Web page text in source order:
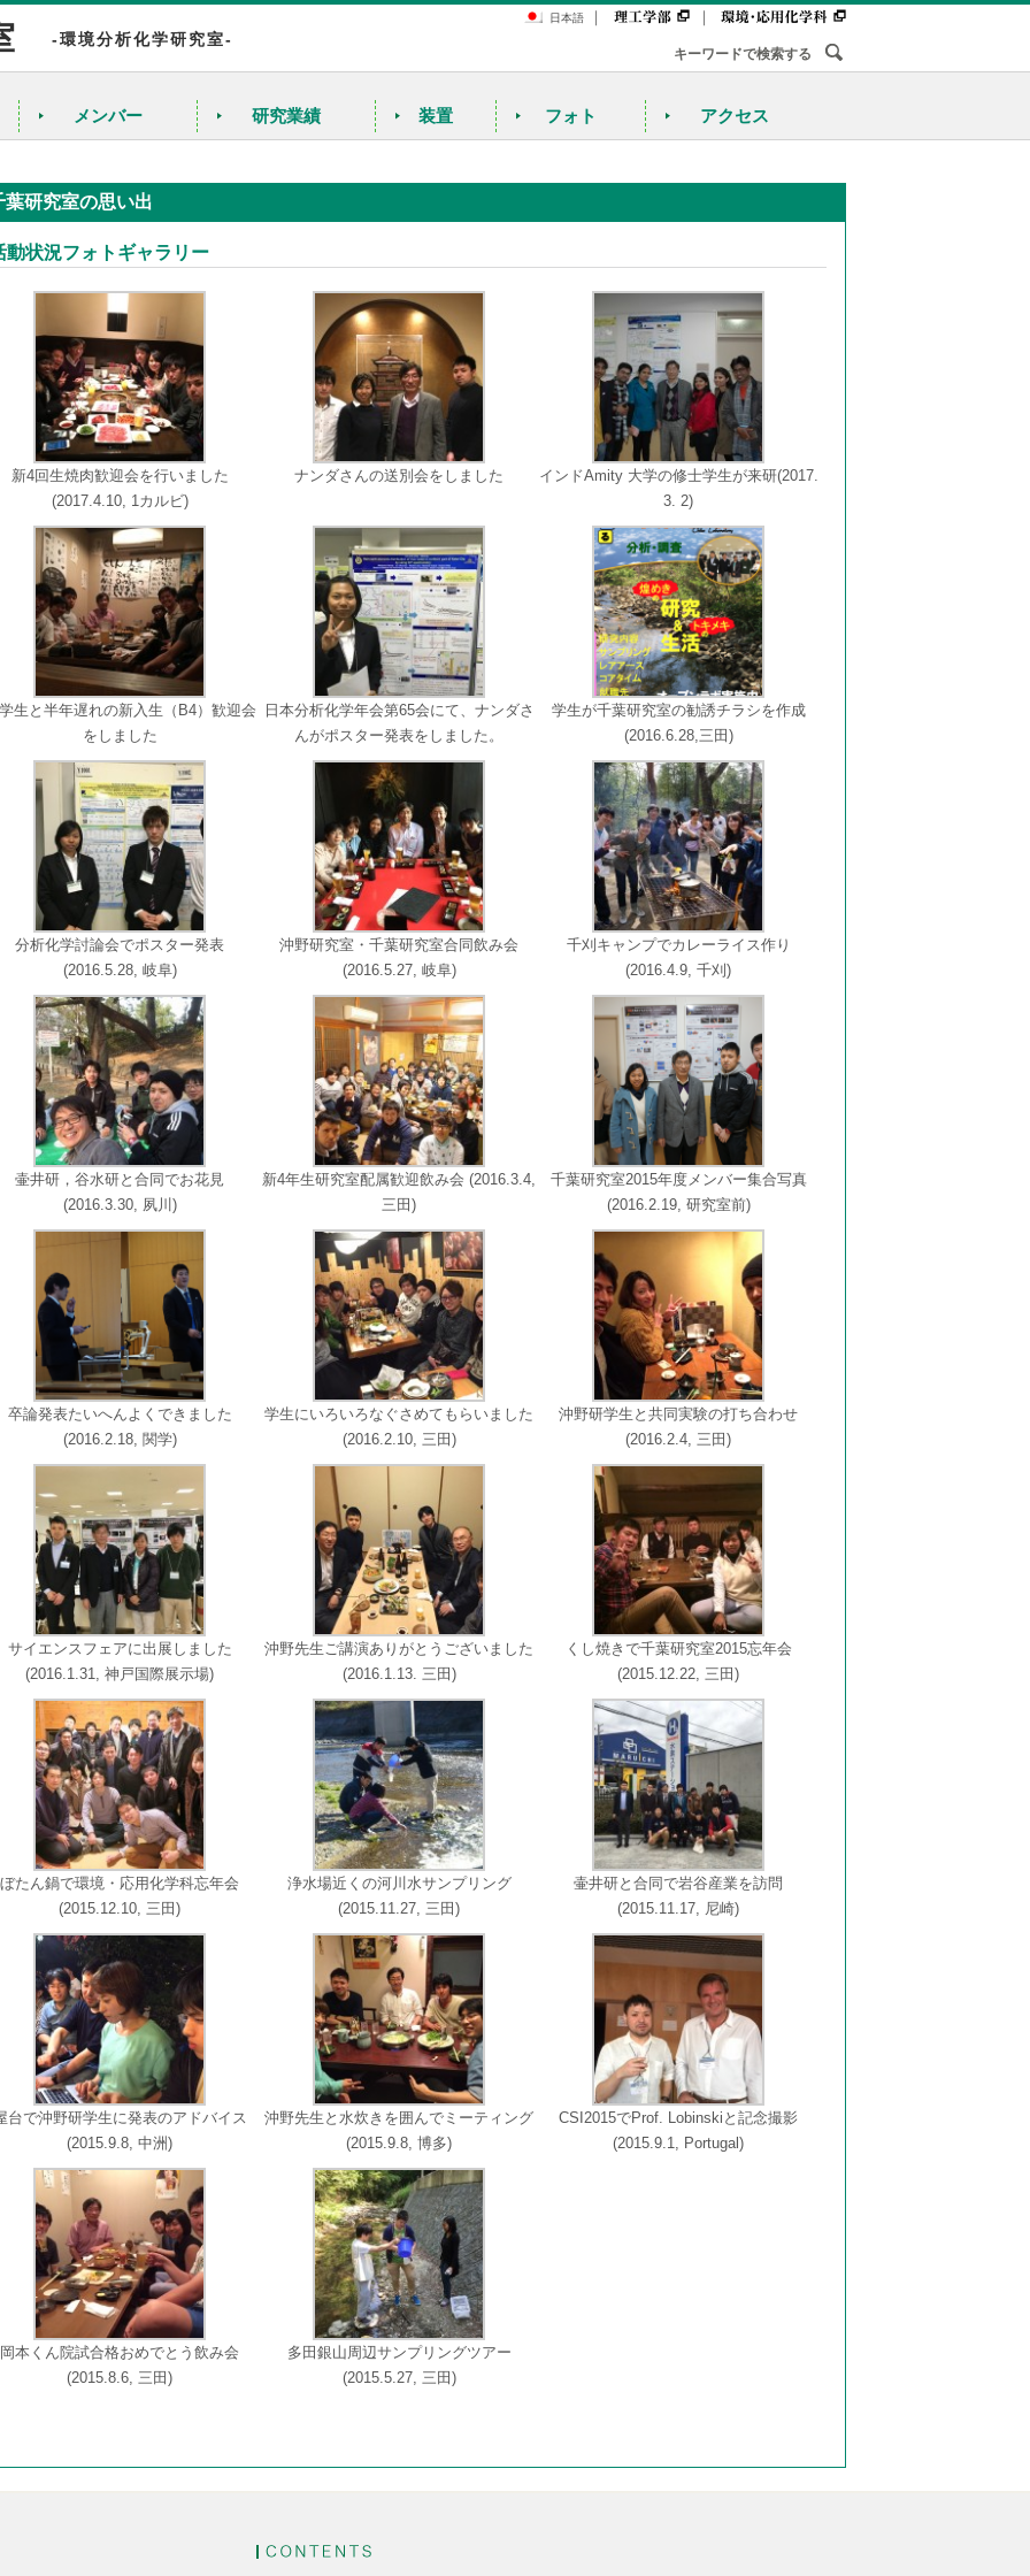
日本語 ｜ ｜
-環境分析化学研究室-
メンバー 研究業績 装置 フォト アクセス
葉研究室の思い出
動状況フォトギャラリー
新4回生焼肉歓迎会を行いました
(2017.4.10, 1カルビ)
ナンダさんの送別会をしました
インドAmity 大学の修士学生が来研(2017.
3. 2)
生と半年遅れの新入生（B4）歓迎会
をしました
日本分析化学年会第65会にて、ナンダさ
んがポスター発表をしました。
学生が千葉研究室の勧誘チラシを作成
(2016.6.28,三田)
分析化学討論会でポスター発表
(2016.5.28, 岐阜)
沖野研究室・千葉研究室合同飲み会
(2016.5.27, 岐阜)
千刈キャンプでカレーライス作り
(2016.4.9, 千刈)
壷井研，谷水研と合同でお花見
(2016.3.30, 夙川)
新4年生研究室配属歓迎飲み会 (2016.3.4,
三田)
千葉研究室2015年度メンバー集合写真
(2016.2.19, 研究室前)
卒論発表たいへんよくできました
(2016.2.18, 関学)
学生にいろいろなぐさめてもらいました
(2016.2.10, 三田)
沖野研学生と共同実験の打ち合わせ
(2016.2.4, 三田)
サイエンスフェアに出展しました
(2016.1.31, 神戸国際展示場)
沖野先生ご講演ありがとうございました
(2016.1.13. 三田)
くし焼きで千葉研究室2015忘年会
(2015.12.22, 三田)
ぼたん鍋で環境・応用化学科忘年会
(2015.12.10, 三田)
浄水場近くの河川水サンプリング
(2015.11.27, 三田)
壷井研と合同で岩谷産業を訪問
(2015.11.17, 尼崎)
台で沖野研学生に発表のアドバイス
(2015.9.8, 中洲)
沖野先生と水炊きを囲んでミーティング
(2015.9.8, 博多)
CSI2015でProf. Lobinskiと記念撮影
(2015.9.1, Portugal)
岡本くん院試合格おめでとう飲み会
(2015.8.6, 三田)
多田銀山周辺サンプリングツアー
(2015.5.27, 三田)